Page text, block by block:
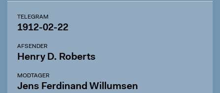
TELEGRAM
1912-02-22
AFSENDER
Henry D. Roberts
MODTAGER
Jens Ferdinand Willumsen